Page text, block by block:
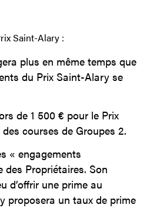
Saint-Alary :
plus en même temps que
du Prix Saint-Alary se
de 1 500 € pour le Prix
courses de Groupes 2.
« engagements
Propriétaires. Son
d’offrir une prime au
proposera un taux de prime